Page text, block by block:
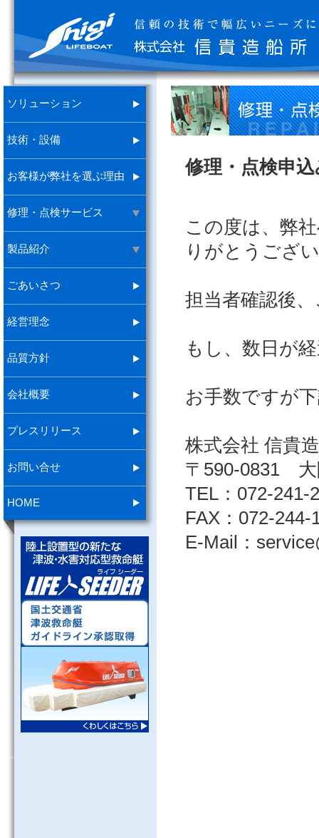
ソリューション
技術・設備
お客様が弊社を選ぶ理由
修理・点検サービス
製品紹介
ごあいさつ
経営理念
品質方針
会社概要
プレスリリース
お問い合せ
HOME
修理・点検申
この度は、弊
りがとうござ
担当者確認後
もし、数日が
お手数ですが
株式会社 信貴
〒590-0831 大
TEL：072-241-
FAX：072-244-
E-Mail：